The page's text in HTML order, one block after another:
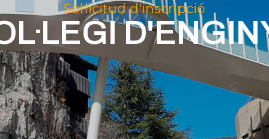
Sol·licitud d'inscripció